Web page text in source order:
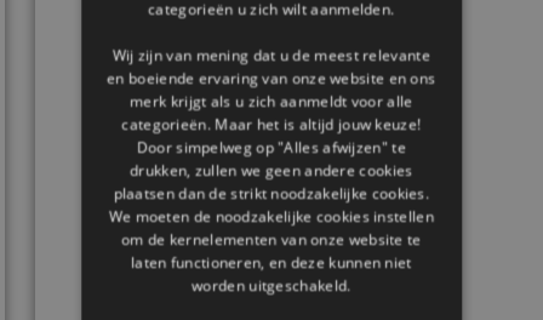
categorieën u zich wilt aanmelden.
Wij zijn van mening dat u de meest relevante
en boeiende ervaring van onze website en ons
merk krijgt als u zich aanmeldt voor alle
categorieën. Maar het is altijd jouw keuze!
Door simpelweg op "Alles afwijzen" te
drukken, zullen we geen andere cookies
plaatsen dan de strikt noodzakelijke cookies.
We moeten de noodzakelijke cookies instellen
om de kernelementen van onze website te
laten functioneren, en deze kunnen niet
worden uitgeschakeld.